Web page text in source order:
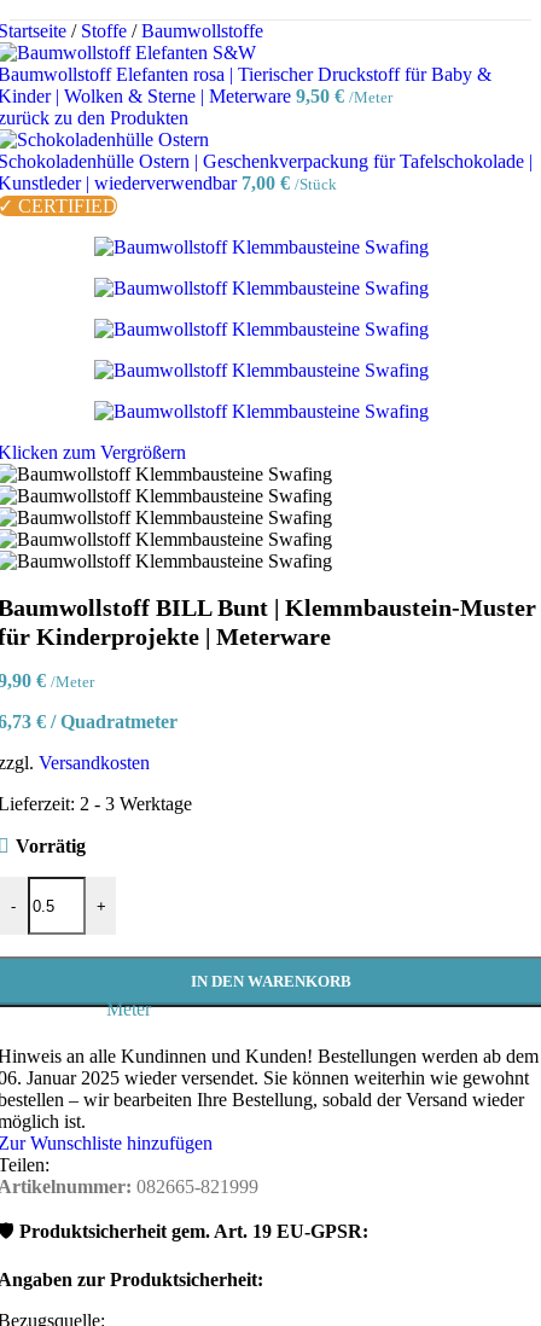
/ Stoffe / Baumwollstoffe
Elefanten rosa | Tierischer Druckstoff für Baby &
| Wolken & Sterne | Meterware 9,50 € /Meter
zu den Produkten
Ostern | Geschenkverpackung für Tafelschokolade |
| wiederverwendbar 7,00 € /Stück
CERTIFIED
zum Vergrößern
BILL Bunt | Klemmbaustein-Muster
Kinderprojekte | Meterware
€ /Meter
€ /Quadratmeter
Versandkosten
2 - 3 Werktage
Vorrätig
-
BILL Bunt | Klemmbaustein-Muster für Kinderprojekte
+
Meter
IN DEN WARENKORB
an alle Kundinnen und Kunden! Bestellungen werden ab dem
Januar 2025 wieder versendet. Sie können weiterhin wie gewohnt
– wir bearbeiten Ihre Bestellung, sobald der Versand wieder
ist.
Wunschliste hinzufügen
082665-821999
Produktsicherheit gem. Art. 19 EU-GPSR:
zur Produktsicherheit: